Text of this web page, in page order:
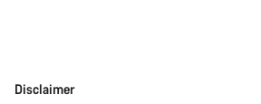
Disclaimer
Disclaimer